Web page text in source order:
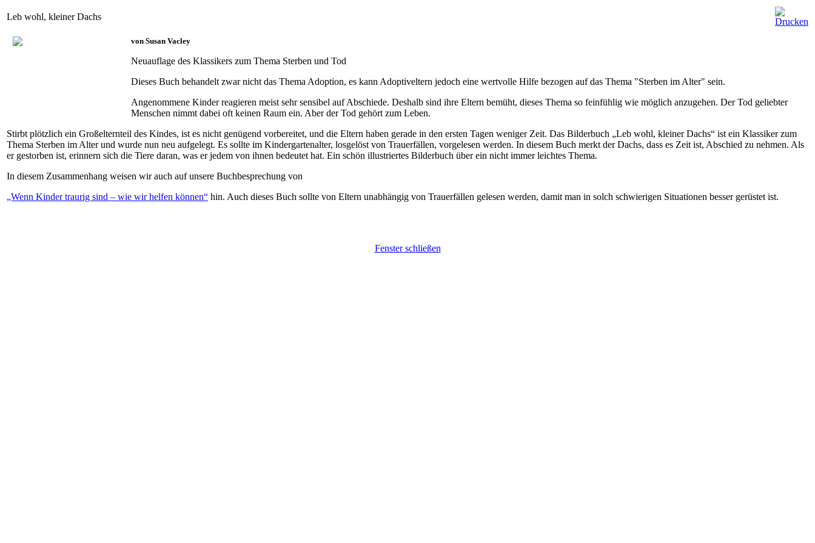
Leb wohl, kleiner Dachs
von Susan Vacley
Neuauflage des Klassikers zum Thema Sterben und Tod
Dieses Buch behandelt zwar nicht das Thema Adoption, es kann Adoptiveltern jedoch eine wertvolle Hilfe bezogen auf das Thema "Sterben im Alter" sein.
Angenommene Kinder reagieren meist sehr sensibel auf Abschiede. Deshalb sind ihre Eltern bemüht, dieses Thema so feinfühlig wie möglich anzugehen. Der Tod geliebter
Menschen nimmt dabei oft keinen Raum ein. Aber der Tod gehört zum Leben.
Stirbt plötzlich ein Großelternteil des Kindes, ist es nicht genügend vorbereitet, und die Eltern haben gerade in den ersten Tagen weniger Zeit. Das Bilderbuch „Leb wohl, kleiner Dachs“ ist ein Klassiker zum
Thema Sterben im Alter und wurde nun neu aufgelegt. Es sollte im Kindergartenalter, losgelöst von Trauerfällen, vorgelesen werden. In diesem Buch merkt der Dachs, dass es Zeit ist, Abschied zu nehmen. Als
er gestorben ist, erinnern sich die Tiere daran, was er jedem von ihnen bedeutet hat. Ein schön illustriertes Bilderbuch über ein nicht immer leichtes Thema.
In diesem Zusammenhang weisen wir auch auf unsere Buchbesprechung von
„Wenn Kinder traurig sind – wie wir helfen können“ hin. Auch dieses Buch sollte von Eltern unabhängig von Trauerfällen gelesen werden, damit man in solch schwierigen Situationen besser gerüstet ist.
Fenster schließen